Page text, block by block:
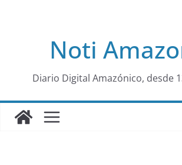
al
Noti
Diario Digital Amazónico, desde